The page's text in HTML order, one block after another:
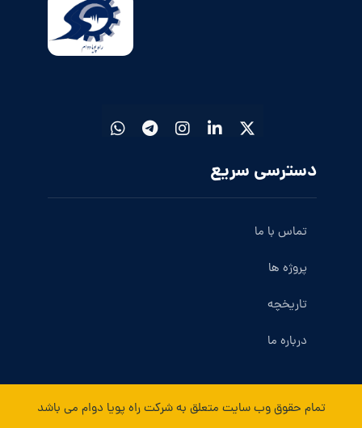
دسترسی سریع
تماس با ما
پروژه ها
تاریخچه
درباره ما
تمام حقوق وب سایت متعلق به شرکت راه پویا دوام می باشد